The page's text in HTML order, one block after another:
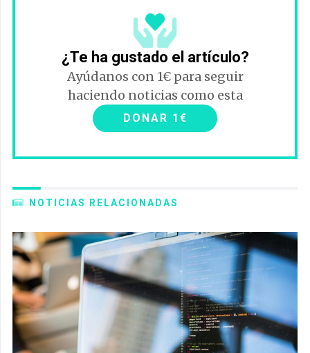
¿Te ha gustado el artículo?
Ayúdanos con 1€ para seguir
haciendo noticias como esta
DONAR 1€
NOTICIAS RELACIONADAS